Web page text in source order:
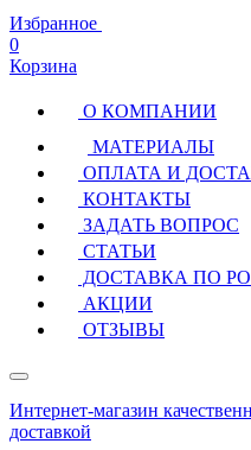
Избранное
0
Корзина
О КОМПАНИИ
МАТЕРИАЛЫ
ОПЛАТА И
КОНТАКТЫ
ЗАДАТЬ ВОПРОС
СТАТЬИ
ДОСТАВКА ПО
АКЦИИ
ОТЗЫВЫ
Интернет-магазин
доставкой